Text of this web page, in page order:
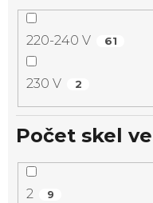
220-240 V 61
230 V 2
Počet skel
2 9